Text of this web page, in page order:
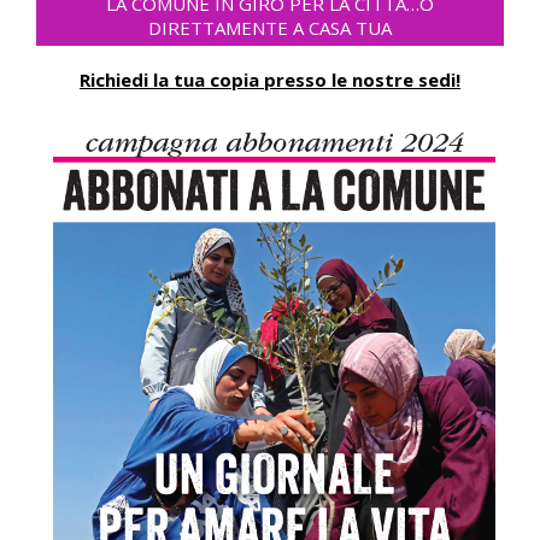
DIRETTAMENTE A CASA TUA
Richiedi la tua copia presso le nostre sedi!